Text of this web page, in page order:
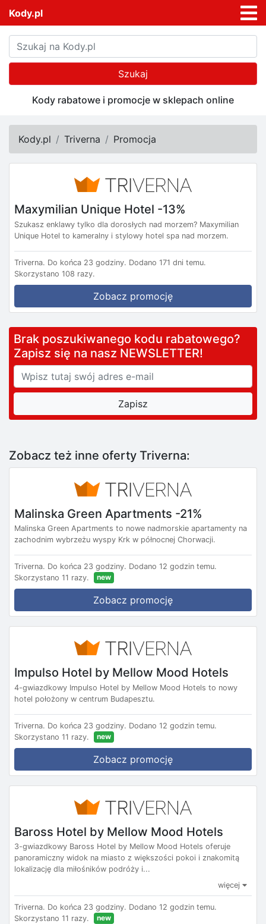
Kody.pl
Szukaj
Kody rabatowe i promocje w sklepach online
Kody.pl Triverna Promocja
Maxymilian Unique Hotel -13%
Szukasz enklawy tylko dla dorosłych nad morzem? Maxymilian
Unique Hotel to kameralny i stylowy hotel spa nad morzem.
Triverna. Do końca 23 godziny. Dodano 171 dni temu.
Skorzystano 108 razy.
Zobacz promocję
Brak poszukiwanego kodu rabatowego?
Zapisz się na nasz NEWSLETTER!
Zobacz też inne oferty Triverna:
Malinska Green Apartments -21%
Malinska Green Apartments to nowe nadmorskie apartamenty na
zachodnim wybrzeżu wyspy Krk w północnej Chorwacji.
Triverna. Do końca 23 godziny. Dodano 12 godzin temu.
Skorzystano 11 razy.
new
Zobacz promocję
Impulso Hotel by Mellow Mood Hotels
4-gwiazdkowy Impulso Hotel by Mellow Mood Hotels to nowy
hotel położony w centrum Budapesztu.
Triverna. Do końca 23 godziny. Dodano 12 godzin temu.
Skorzystano 11 razy.
new
Zobacz promocję
Baross Hotel by Mellow Mood Hotels
3-gwiazdkowy Baross Hotel by Mellow Mood Hotels oferuje
panoramiczny widok na miasto z większości pokoi i znakomitą
lokalizację dla miłośników podróży i...
więcej
Triverna. Do końca 23 godziny. Dodano 12 godzin temu.
Skorzystano 11 razy.
new